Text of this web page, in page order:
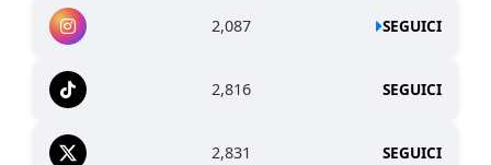
2,087 SEGUICI
2,816 SEGUICI
2,831 SEGUICI